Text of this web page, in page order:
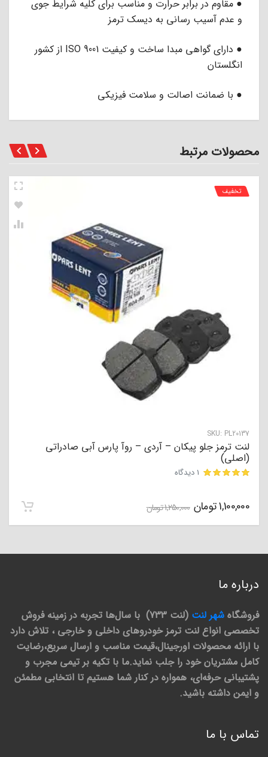
● مقاوم در برابر حرارت و مناسب برای کلیه شرایط جوی
و عدم آسیب رسانی به دیسک ترمز
● دارای گواهی مبدا ساخت و کیفیت ISO 9001 از کشور
انگلستان
● با ضمانت اصالت و سلامت فیزیکی
محصولات مرتبط
SKU: PL20137
تخفیف
لنت ترمز جلو پیکان – آردی – روآ پارس آبی صادراتی
(اصلی)
1 دیدگاه
1,100,000تومان 1,250,000تومان
درباره ما
فروشگاه شهر لنت
(لنت 733) با سال‌ها تجربه در زمینه فروش
تخصصی انواع لنت ترمز خودروهای داخلی و خارجی ، تلاش دارد
با ارائه محصولات اورجینال،قیمت مناسب و ارسال سریع،رضایت
کامل مشتریان خود را جلب نماید.ما با تکیه بر تیمی مجرب و
پشتیبانی حرفه‌ای، همواره در کنار شما هستیم تا انتخابی مطمئن
و ایمن داشته باشید.
تماس با ما